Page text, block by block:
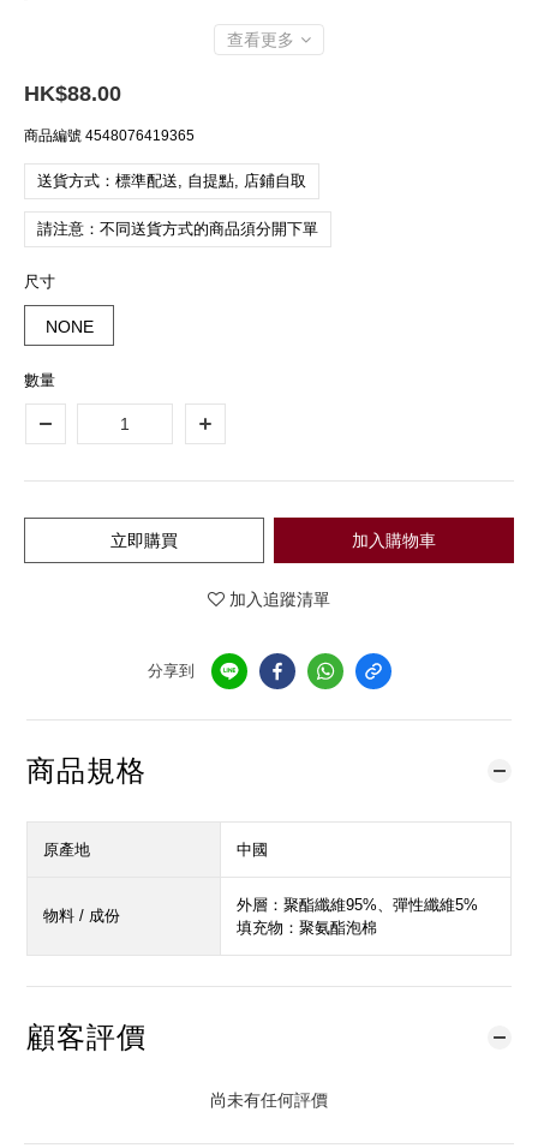
查看更多
HK$88.00
商品編號 4548076419365
送貨方式：標準配送, 自提點, 店鋪自取
請注意：不同送貨方式的商品須分開下單
尺寸
NONE
數量
加入購物車
立即購買
加入追蹤清單
分享到
商品規格
原產地 中國
物料 / 成份
外層：聚酯纖維95%、彈性纖維5%
填充物：聚氨酯泡棉
顧客評價
尚未有任何評價